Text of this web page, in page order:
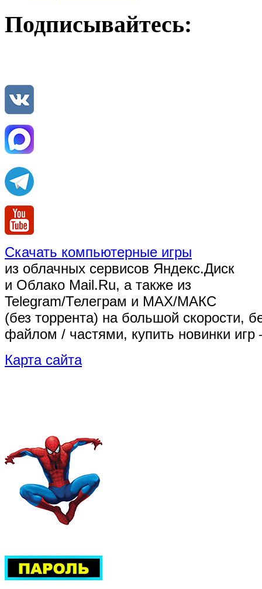
Подписывайтесь:
Скачать компьютерные игры
из облачных сервисов Яндекс.Диск
и Облако Mail.Ru, а также из
Telegram/Телеграм и MAX/МАКС
(без торрента) на большой скорости,
файлом / частями, купить новинки
Карта сайта